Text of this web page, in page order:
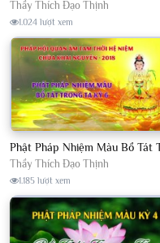
Thầy Thích Đạo Thịnh
1.024 lượt xem
Thầy Thích Đạo Thịnh
1.185 lượt xem